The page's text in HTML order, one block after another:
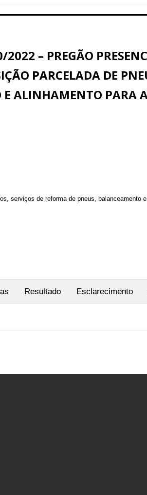
– PREGÃO
PARCELADA DE
ALINHAMENTO PARA
serviços de reforma de pneus, balanceamento
Resultado Esclarecimento